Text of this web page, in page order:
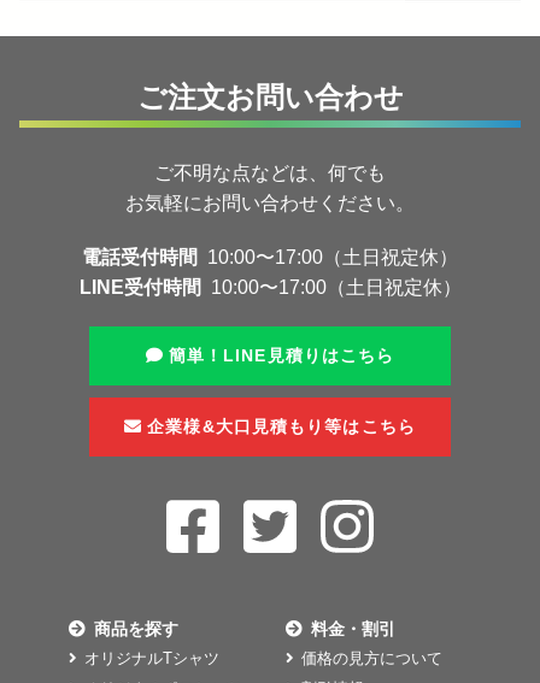
ご注文お問い合わせ
ご不明な点などは、何でも
お気軽にお問い合わせください。
電話受付時間
10:00〜17:00（土日祝定休）
LINE受付時間
10:00〜17:00（土日祝定休）
簡単！LINE見積りはこちら
企業様&大口見積もり等はこちら
商品を探す
オリジナルTシャツ
料金・割引
価格の見方について